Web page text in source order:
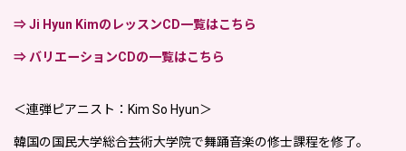
⇒ Ji Hyun KimのレッスンCD一覧はこちら
⇒ バリエーションCDの一覧はこちら
＜連弾ピアニスト：Kim So Hyun＞
韓国の国民大学総合芸術大学院で舞踊音楽の修士課程を修了。